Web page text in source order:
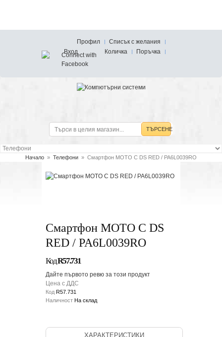
Профил
Списък с желания
Количка
Поръчка
Вход
ТЪРСЕНЕ
Начало » Телефони » Смартфон MOTO C DS RED / PA6L0039RO
Смартфон MOTO C DS
RED / PA6L0039RO
КодR57.731
Дайте първото ревю за този продукт
Цена с ДДС
Код R57.731
Наличност На склад
ХАРАКТЕРИСТИКИ